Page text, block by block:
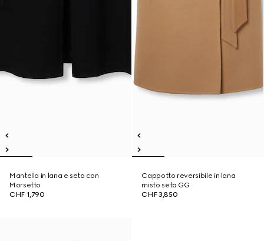
Mantella in lana e seta con
Morsetto
CHF 1,790
Cappotto reversibile in lana
misto seta GG
CHF 3,850